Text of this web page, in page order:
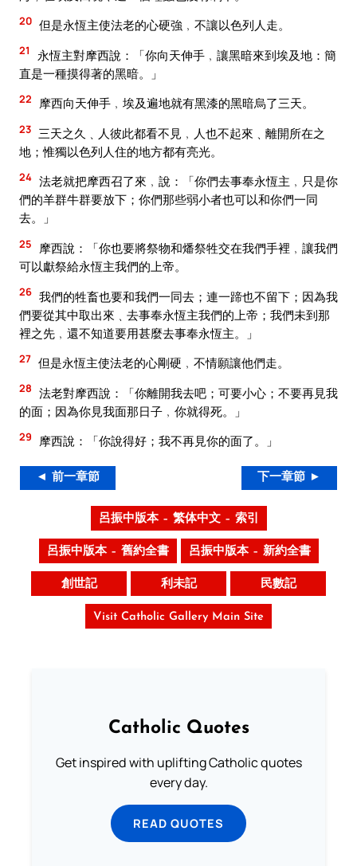
20 但是永恆主使法老的心硬強﹐不讓以色列人走。
21
永恆主對摩西說：「你向天伸手﹐讓黑暗來到埃及地：簡
直是一種摸得著的黑暗。」
22 摩西向天伸手﹐埃及遍地就有黑漆的黑暗烏了三天。
23 三天之久﹑人彼此都看不見﹐人也不起來﹑離開所在之
地；惟獨以色列人住的地方都有亮光。
24 法老就把摩西召了來﹐說：「你們去事奉永恆主﹐只是你
們的羊群牛群要放下；你們那些弱小者也可以和你們一同
去。」
25
摩西說：「你也要將祭物和燔祭牲交在我們手裡﹐讓我們
可以獻祭給永恆主我們的上帝。
26 我們的牲畜也要和我們一同去；連一蹄也不留下；因為我
們要從其中取出來﹑去事奉永恆主我們的上帝；我們未到那
裡之先﹐還不知道要用甚麼去事奉永恆主。」
27 但是永恆主使法老的心剛硬﹐不情願讓他們走。
28 法老對摩西說：「你離開我去吧；可要小心；不要再見我
的面；因為你見我面那日子﹐你就得死。」
29 摩西說：「你說得好；我不再見你的面了。」
◄ 前一章節 下一章節 ►
呂振中版本 – 繁体中文 – 索引
呂振中版本 – 舊約全書 呂振中版本 – 新約全書
創世記 利未記 民數記
Visit Catholic Gallery Main Site
Catholic Quotes
Get inspired with uplifting Catholic quotes
every day.
READ QUOTES